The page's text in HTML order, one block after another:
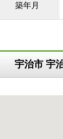
築年月
宇治市 宇